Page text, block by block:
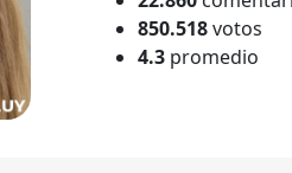
850.518votos
4.3 promedio